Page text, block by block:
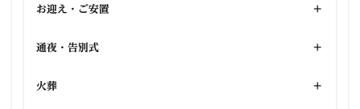
お迎え・ご安置 +
通夜・告別式 +
火葬 +